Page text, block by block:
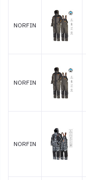
NORFIN
NORFIN
NORFIN